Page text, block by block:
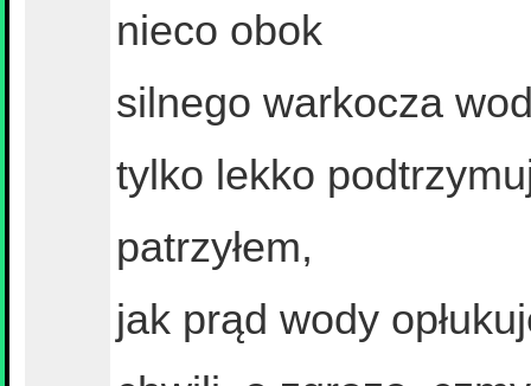
nieco obok
silnego warkocza
tylko lekko
patrzyłem,
jak prąd wody